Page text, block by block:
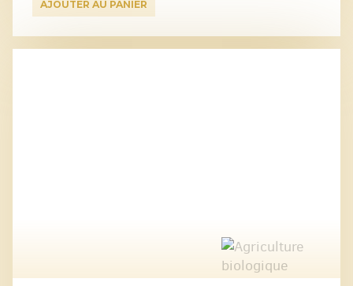
AJOUTER AU PANIER